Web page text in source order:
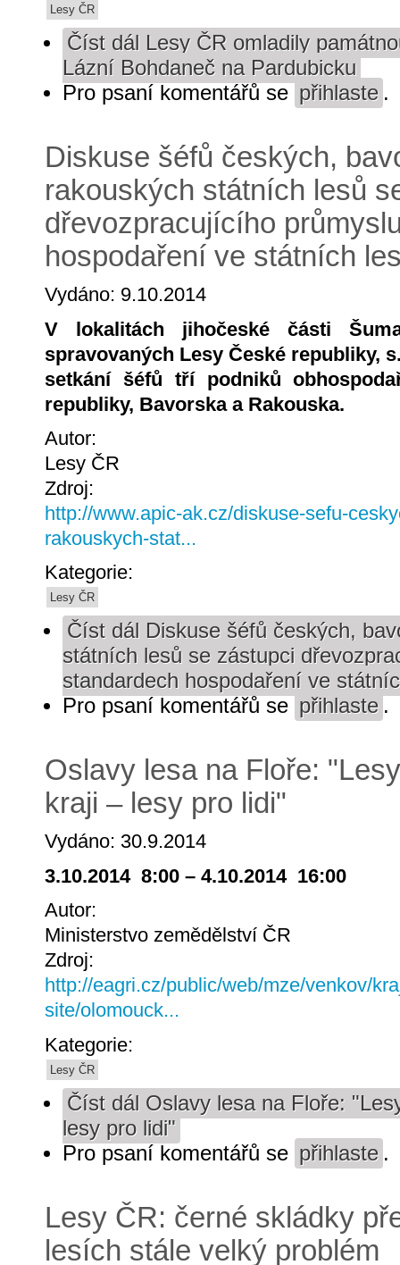
Lesy ČR
Číst dál Lesy ČR omladily
Lázní Bohdaneč na Pardubicku
Pro psaní komentářů se přihlaste .
Diskuse šéfů českých,
rakouských státních lesů
dřevozpracujícího
hospodaření ve státních
Vydáno: 9.10.2014
V lokalitách jihočeské části
spravovaných Lesy České republiky,
setkání šéfů tří podniků
republiky, Bavorska a Rakouska.
Autor:
Lesy ČR
Zdroj:
http://www.apic-ak.cz/diskuse-sefu-
rakouskych-stat...
Kategorie:
Lesy ČR
Číst dál Diskuse šéfů českých,
státních lesů se zástupci
standardech hospodaření ve
Pro psaní komentářů se přihlaste .
Oslavy lesa na Floře:
kraji – lesy pro lidi"
Vydáno: 30.9.2014
3.10.2014 8:00 – 4.10.2014 16:00
Autor:
Ministerstvo zemědělství ČR
Zdroj:
http://eagri.cz/public/web/mze/venkov/
site/olomouck...
Kategorie:
Lesy ČR
Číst dál Oslavy lesa na Floře:
lesy pro lidi"
Pro psaní komentářů se přihlaste .
Lesy ČR: černé skládky
lesích stále velký problém